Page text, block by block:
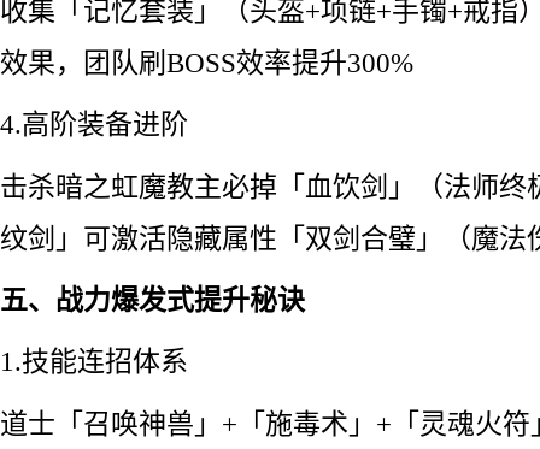
收集「记忆套装」（头盔+项链+手镯+戒指
效果，团队刷BOSS效率提升300%
4.高阶装备进阶
击杀暗之虹魔教主必掉「血饮剑」（法师终
纹剑」可激活隐藏属性「双剑合璧」（魔法
五、战力爆发式提升秘诀
1.技能连招体系
道士「召唤神兽」+「施毒术」+「灵魂火